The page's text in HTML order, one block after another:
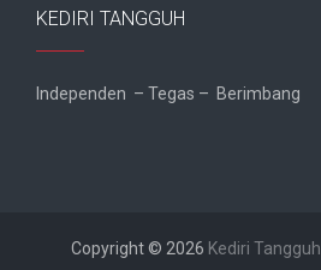
KEDIRI TANGGUH
Independen – Tegas – Berimbang
Copyright © 2026 Kediri Tangguh